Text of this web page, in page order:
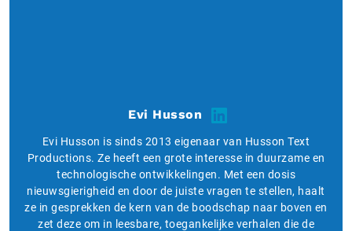
Evi Husson
Evi Husson is sinds 2013 eigenaar van Husson Text
Productions. Ze heeft een grote interesse in duurzame en
technologische ontwikkelingen. Met een dosis
nieuwsgierigheid en door de juiste vragen te stellen, haalt
ze in gesprekken de kern van de boodschap naar boven en
zet deze om in leesbare, toegankelijke verhalen die de